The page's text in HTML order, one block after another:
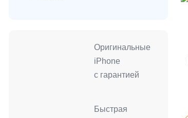
Оригинальные
iPhone
с гарантией
Быстрая